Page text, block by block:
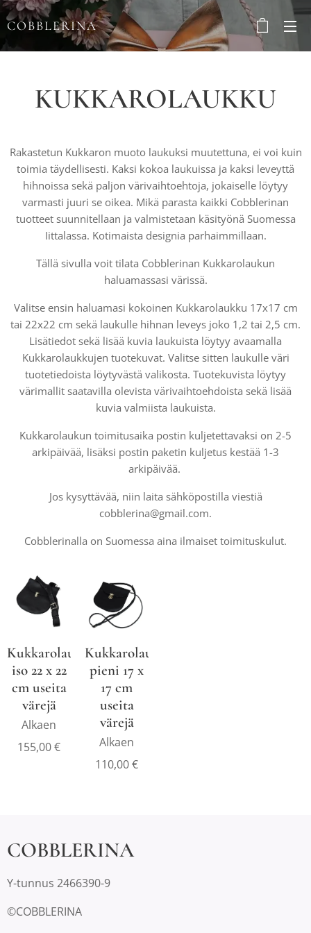
COBBLERINA
KUKKAROLAUKKU
Rakastetun Kukkaron muoto laukuksi muutettuna, ei voi kuin
toimia täydellisesti. Kaksi kokoa laukuissa ja kaksi leveyttä
hihnoissa sekä paljon värivaihtoehtoja, jokaiselle löytyy
varmasti juuri se oikea. Mikä parasta kaikki Cobblerinan
tuotteet suunnitellaan ja valmistetaan käsityönä Suomessa
Iittalassa. Kotimaista designia parhaimmillaan.
Tällä sivulla voit tilata Cobblerinan Kukkarolaukun
haluamassasi värissä.
Valitse ensin haluamasi kokoinen Kukkarolaukku 17x17 cm
tai 22x22 cm sekä laukulle hihnan leveys joko 1,2 tai 2,5 cm.
Lisätiedot sekä lisää kuvia laukuista löytyy avaamalla
Kukkarolaukkujen tuotekuvat. Valitse sitten laukulle väri
tuotetiedoista löytyvästä valikosta. Tuotekuvista löytyy
värimallit saatavilla olevista värivaihtoehdoista sekä lisää
kuvia valmiista laukuista.
Kukkarolaukun toimitusaika postin kuljetettavaksi on 2-5
arkipäivää, lisäksi postin paketin kuljetus kestää 1-3
arkipäivää.
Jos kysyttävää, niin laita sähköpostilla viestiä
cobblerina@gmail.com.
Cobblerinalla on Suomessa aina ilmaiset toimituskulut.
Kukkarolaukku
iso 22 x 22
cm useita
värejä
Alkaen
155,00€
Kukkarolaukku
pieni 17 x
17 cm
useita
värejä
Alkaen
110,00€
COBBLERINA
Y-tunnus 2466390-9
©COBBLERINA